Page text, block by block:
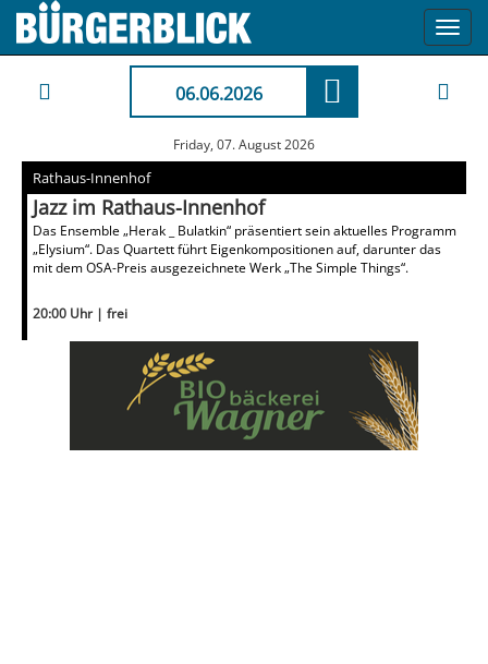
06.06.2026
Friday, 07. August 2026
Rathaus-Innenhof
Jazz im Rathaus-Innenhof
Das Ensemble „Herak _ Bulatkin“ präsentiert sein aktuelles Programm
„Elysium“. Das Quartett führt Eigenkompositionen auf, darunter das
mit dem OSA-Preis ausgezeichnete Werk „The Simple Things“.
20:00 Uhr | frei